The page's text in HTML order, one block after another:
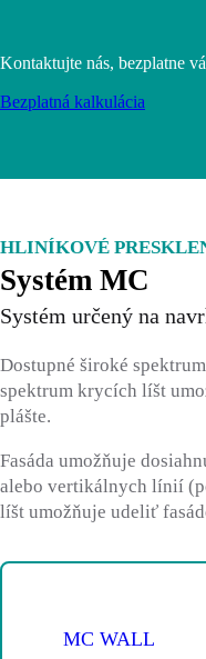
Kontaktujte nás, bezplatne
Bezplatná kalkulácia
HLINÍKOVÉ
Systém MC
Systém určený na
Dostupné široké
spektrum krycích líšt
plášte.
Fasáda umožňuje
alebo vertikálnych línií
líšt umožňuje udeliť
MC WALL